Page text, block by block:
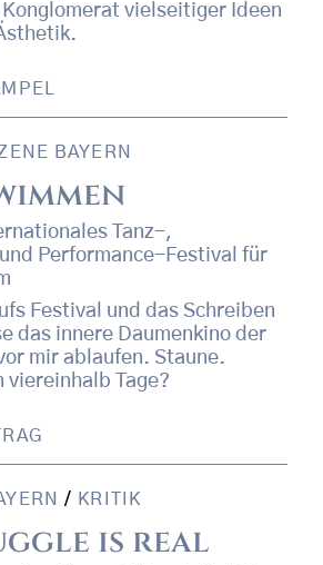
Konglomerat vielseitiger Ideen
BAYERN
Tanz-,
Performance-Festival für
Festival und das Schreiben
das innere Daumenkino der
mir ablaufen. Staune.
viereinhalb Tage?
/ KRITIK
is real